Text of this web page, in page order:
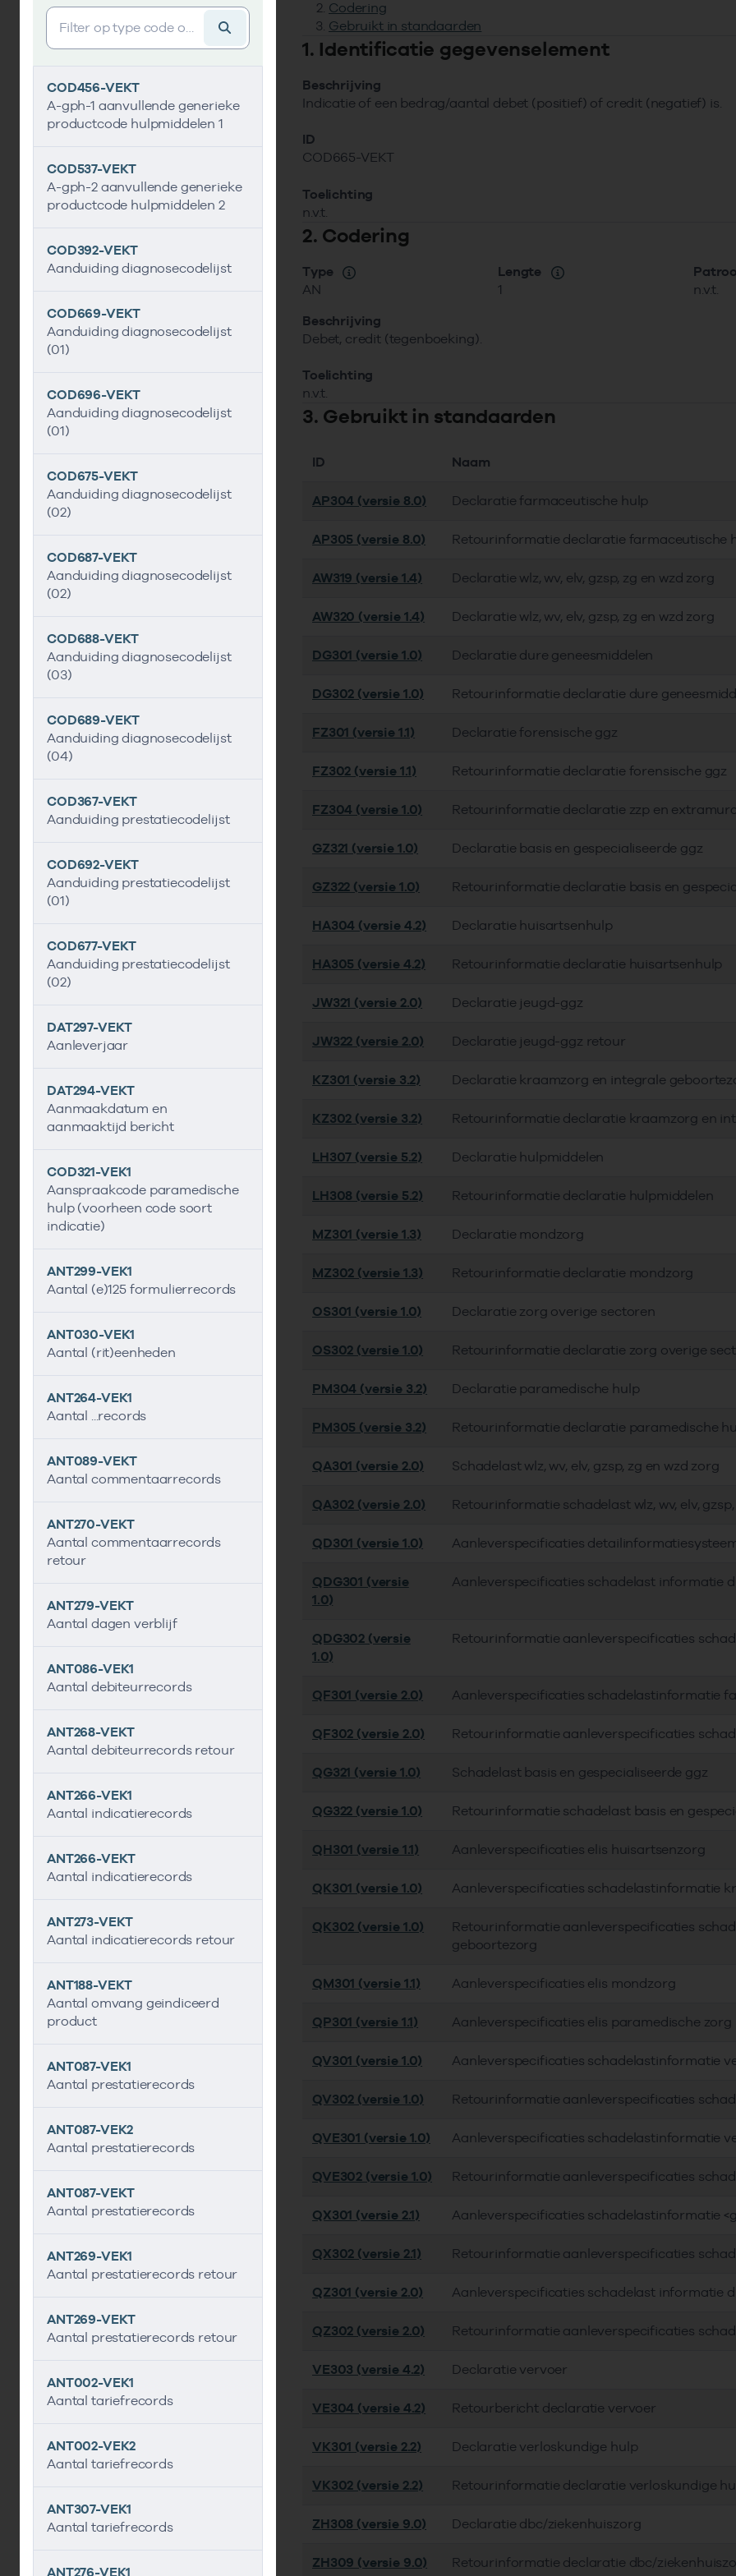
Vind gegevens&shy;element
COD456-VEKT
A-gph-1 aanvullende generieke
productcode hulpmiddelen 1
COD537-VEKT
A-gph-2 aanvullende generieke
productcode hulpmiddelen 2
COD392-VEKT
Aanduiding diagnosecodelijst
COD669-VEKT
Aanduiding diagnosecodelijst
(01)
COD696-VEKT
Aanduiding diagnosecodelijst
(01)
COD675-VEKT
Aanduiding diagnosecodelijst
(02)
COD687-VEKT
Aanduiding diagnosecodelijst
(02)
COD688-VEKT
Aanduiding diagnosecodelijst
(03)
COD689-VEKT
Aanduiding diagnosecodelijst
(04)
COD367-VEKT
Aanduiding prestatiecodelijst
COD692-VEKT
Aanduiding prestatiecodelijst
(01)
COD677-VEKT
Aanduiding prestatiecodelijst
(02)
DAT297-VEKT
Aanleverjaar
DAT294-VEKT
Aanmaakdatum en
aanmaaktijd bericht
COD321-VEK1
Aanspraakcode paramedische
hulp (voorheen code soort
indicatie)
ANT299-VEK1
Aantal (e)125 formulierrecords
ANT030-VEK1
Aantal (rit)eenheden
ANT264-VEK1
Aantal ...records
ANT089-VEKT
Aantal commentaarrecords
ANT270-VEKT
Aantal commentaarrecords
retour
ANT279-VEKT
Aantal dagen verblijf
ANT086-VEK1
Aantal debiteurrecords
ANT268-VEKT
Aantal debiteurrecords retour
ANT266-VEK1
Aantal indicatierecords
ANT266-VEKT
Aantal indicatierecords
ANT273-VEKT
Aantal indicatierecords retour
ANT188-VEKT
Aantal omvang geindiceerd
product
ANT087-VEK1
Aantal prestatierecords
ANT087-VEK2
Aantal prestatierecords
ANT087-VEKT
Aantal prestatierecords
ANT269-VEK1
Aantal prestatierecords retour
ANT269-VEKT
Aantal prestatierecords retour
ANT002-VEK1
Aantal tariefrecords
ANT002-VEK2
Aantal tariefrecords
ANT307-VEK1
Aantal tariefrecords
ANT276-VEK1
Codering
Gebruikt in standaarden
1. Identificatie gegevenselement
Beschrijving
Indicatie of een bedrag/aantal debet (positief) of credit (negatief) is.
ID
COD665-VEKT
Toelichting
n.v.t.
2. Codering
Type
AN
Lengte
1
n.v.t.
Beschrijving
Debet, credit (tegenboeking).
Toelichting
n.v.t.
3. Gebruikt in standaarden
ID Naam
AP304 (versie 8.0) Declaratie farmaceutische hulp
AP305 (versie 8.0) Retourinformatie declaratie farmaceutische
AW319 (versie 1.4) Declaratie wlz, wv, elv, gzsp, zg en wzd zorg
AW320 (versie 1.4) Declaratie wlz, wv, elv, gzsp, zg en wzd zorg
DG301 (versie 1.0) Declaratie dure geneesmiddelen
DG302 (versie 1.0) Retourinformatie declaratie dure
FZ301 (versie 1.1) Declaratie forensische ggz
FZ302 (versie 1.1) Retourinformatie declaratie forensische ggz
FZ304 (versie 1.0) Retourinformatie declaratie zzp en
GZ321 (versie 1.0) Declaratie basis en gespecialiseerde ggz
GZ322 (versie 1.0) Retourinformatie declaratie basis en
HA304 (versie 4.2) Declaratie huisartsenhulp
HA305 (versie 4.2) Retourinformatie declaratie huisartsenhulp
JW321 (versie 2.0) Declaratie jeugd-ggz
JW322 (versie 2.0) Declaratie jeugd-ggz retour
KZ301 (versie 3.2) Declaratie kraamzorg en integrale
KZ302 (versie 3.2) Retourinformatie declaratie kraamzorg en
LH307 (versie 5.2) Declaratie hulpmiddelen
LH308 (versie 5.2) Retourinformatie declaratie hulpmiddelen
MZ301 (versie 1.3) Declaratie mondzorg
MZ302 (versie 1.3) Retourinformatie declaratie mondzorg
OS301 (versie 1.0) Declaratie zorg overige sectoren
OS302 (versie 1.0) Retourinformatie declaratie zorg overige
PM304 (versie 3.2) Declaratie paramedische hulp
PM305 (versie 3.2) Retourinformatie declaratie paramedische
QA301 (versie 2.0) Schadelast wlz, wv, elv, gzsp, zg en wzd zorg
QA302 (versie 2.0) Retourinformatie schadelast wlz, wv, elv,
QD301 (versie 1.0) Aanleverspecificaties
QDG301 (versie
1.0)
Aanleverspecificaties schadelast informatie
QDG302 (versie
1.0)
Retourinformatie aanleverspecificaties
QF301 (versie 2.0) Aanleverspecificaties schadelastinformatie
QF302 (versie 2.0) Retourinformatie aanleverspecificaties
QG321 (versie 1.0) Schadelast basis en gespecialiseerde ggz
QG322 (versie 1.0) Retourinformatie schadelast basis en
QH301 (versie 1.1) Aanleverspecificaties elis huisartsenzorg
QK301 (versie 1.0) Aanleverspecificaties schadelastinformatie
QK302 (versie 1.0)
Retourinformatie aanleverspecificaties
geboortezorg
QM301 (versie 1.1) Aanleverspecificaties elis mondzorg
QP301 (versie 1.1) Aanleverspecificaties elis paramedische zorg
QV301 (versie 1.0) Aanleverspecificaties schadelastinformatie
QV302 (versie 1.0) Retourinformatie aanleverspecificaties
QVE301 (versie 1.0) Aanleverspecificaties schadelastinformatie
QVE302 (versie 1.0) Retourinformatie aanleverspecificaties
QX301 (versie 2.1) Aanleverspecificaties schadelastinformatie
QX302 (versie 2.1) Retourinformatie aanleverspecificaties
QZ301 (versie 2.0) Aanleverspecificaties schadelast informatie
QZ302 (versie 2.0) Retourinformatie aanleverspecificaties
VE303 (versie 4.2) Declaratie vervoer
VE304 (versie 4.2) Retourbericht declaratie vervoer
VK301 (versie 2.2) Declaratie verloskundige hulp
VK302 (versie 2.2) Retourinformatie declaratie verloskundige
ZH308 (versie 9.0) Declaratie dbc/ziekenhuiszorg
ZH309 (versie 9.0) Retourinformatie declaratie dbc/